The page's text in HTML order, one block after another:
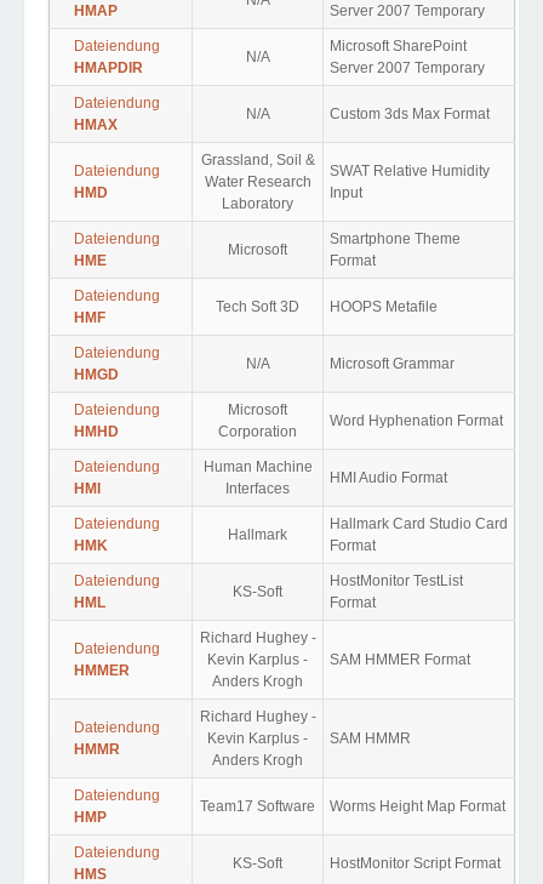
HMAP Server 2007 Temporary
Dateiendung
HMAPDIR
N/A
Microsoft SharePoint
Server 2007 Temporary
Dateiendung
HMAX
N/A Custom 3ds Max Format
Dateiendung
HMD
Grassland, Soil &
Water Research
Laboratory
SWAT Relative Humidity
Input
Dateiendung
HME
Microsoft
Smartphone Theme
Format
Dateiendung
HMF
Tech Soft 3D HOOPS Metafile
Dateiendung
HMGD
N/A Microsoft Grammar
Dateiendung
HMHD
Microsoft
Corporation
Word Hyphenation Format
Dateiendung
HMI
Human Machine
Interfaces
HMI Audio Format
Dateiendung
HMK
Hallmark
Hallmark Card Studio Card
Format
Dateiendung
HML
KS-Soft
HostMonitor TestList
Format
Dateiendung
HMMER
Richard Hughey -
Kevin Karplus -
Anders Krogh
SAM HMMER Format
Dateiendung
HMMR
Richard Hughey -
Kevin Karplus -
Anders Krogh
SAM HMMR
Dateiendung
HMP
Team17 Software Worms Height Map Format
Dateiendung
HMS
KS-Soft HostMonitor Script Format